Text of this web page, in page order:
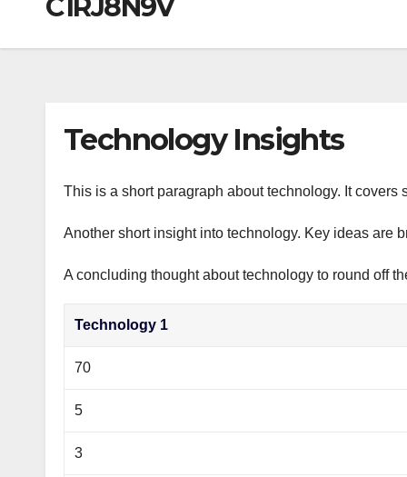
C1RJ8N9V
Technology Insights
This is a short paragraph about technology. It covers
Another short insight into technology. Key ideas are
A concluding thought about technology to round off
Technology 1
70
5
3
m